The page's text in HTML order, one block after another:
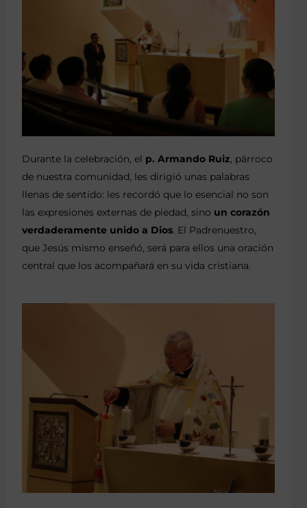
Durante la celebración, el p. Armando Ruiz, párroco
de nuestra comunidad, les dirigió unas palabras
llenas de sentido: les recordó que lo esencial no son
las expresiones externas de piedad, sino un corazón
verdaderamente unido a Dios. El Padrenuestro,
que Jesús mismo enseñó, será para ellos una oración
central que los acompañará en su vida cristiana.